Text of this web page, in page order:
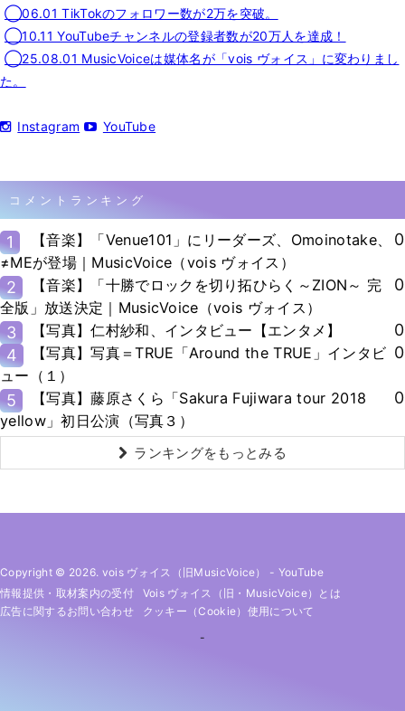
◯06.01 TikTokのフォロワー数が2万を突破。
◯10.11 YouTubeチャンネルの登録者数が20万人を達成！
◯25.08.01 MusicVoiceは媒体名が「vois ヴォイス」に変わりまし
た。
Instagram YouTube
コメントランキング
1
【音楽】「Venue101」にリーダーズ、Omoinotake、
≠MEが登場｜MusicVoice（vois ヴォイス）
0
2
【音楽】「十勝でロックを切り拓ひらく～ZION～ 完
全版」放送決定｜MusicVoice（vois ヴォイス）
0
3 【写真】仁村紗和、インタビュー【エンタメ】
0
4
【写真】写真＝TRUE「Around the TRUE」インタビ
ュー（１）
0
5
【写真】藤原さくら「Sakura Fujiwara tour 2018
yellow」初日公演（写真３）
0
ランキングをもっとみる
Copyright © 2026. vois ヴォイス（旧MusicVoice） - YouTube
情報提供・取材案内の受付
Vois ヴォイス（旧・MusicVoice）とは
広告に関するお問い合わせ
クッキー（cookie）使用について
-